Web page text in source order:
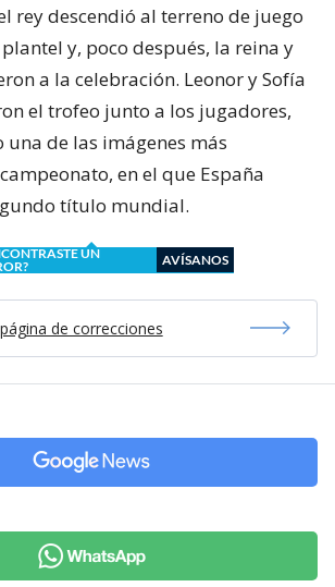
rey descendió al terreno de juego
y, poco después, la reina y
a la celebración. Leonor y Sofía
el trofeo junto a los jugadores,
de las imágenes más
en el que España
título mundial.
UN
AVÍSANOS
de correcciones